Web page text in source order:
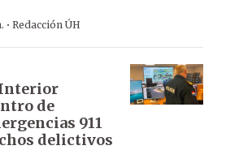
· Redacción ÚH
de
911
delictivos